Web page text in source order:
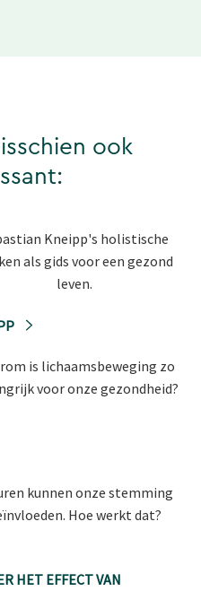
ook
Kneipp's holistische
als gids voor een gezond
leven.
is lichaamsbeweging zo
voor onze gezondheid?
kunnen onze stemming
Hoe werkt dat?
HET EFFECT VAN